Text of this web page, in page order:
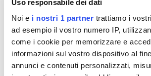
Uso responsabile dei dati
Noi e i nostri 1 partner trattiamo i
ad esempio il vostro numero IP,
come i cookie per memorizzare e
informazioni sul vostro dispositivo al
annunci e contenuti personalizzati,